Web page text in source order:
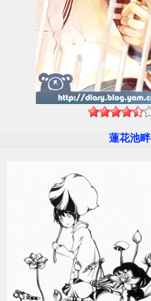
蓮花池畔